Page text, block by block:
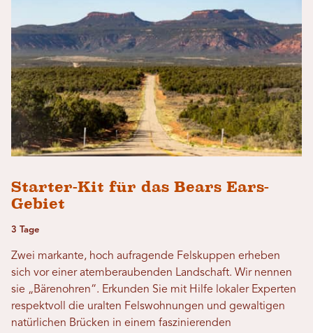
Starter-Kit für das Bears Ears-
Gebiet
3 Tage
Zwei markante, hoch aufragende Felskuppen erheben
sich vor einer atemberaubenden Landschaft. Wir nennen
sie „Bärenohren“. Erkunden Sie mit Hilfe lokaler Experten
respektvoll die uralten Felswohnungen und gewaltigen
natürlichen Brücken in einem faszinierenden